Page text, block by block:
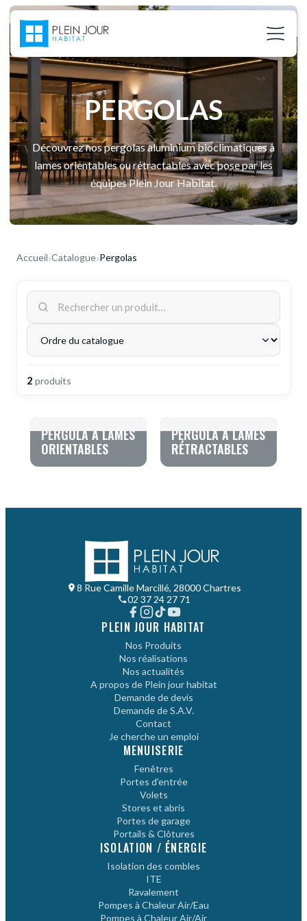
DEMANDE DE DEVIS
PERGOLAS
Découvrez nos pergolas aluminium bioclimatiques à
lames orientables ou rétractables avec pose par les
équipes Plein Jour Habitat.
Accueil›Catalogue›Pergolas
2 produits
PERGOLA À LAMES
ORIENTABLES
PERGOLA À LAMES
RÉTRACTABLES
8 Rue Camille Marcillé, 28000 Chartres
02 37 24 27 71
PLEIN JOUR HABITAT
Nos Produits
Nos réalisations
Nos actualités
A propos de Plein jour habitat
Demande de devis
Demande de S.A.V.
Contact
Je cherche un emploi
MENUISERIE
Fenêtres
Portes d'entrée
Volets
Stores et abris
Portes de garage
Portails & Clôtures
ISOLATION / ÉNERGIE
Isolation des combles
ITE
Ravalement
Pompes à Chaleur Air/Eau
Pompes à Chaleur Air/Air